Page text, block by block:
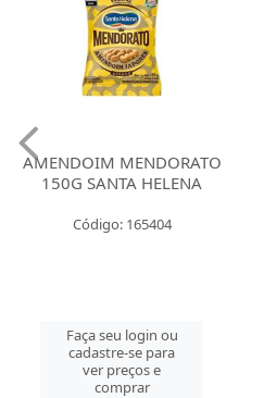
AMENDOIM MENDORATO
150G SANTA HELENA
Código: 165404
Faça seu login ou
cadastre-se para
ver preços e
comprar